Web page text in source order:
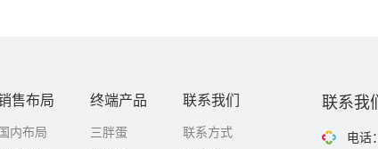
售布局
内布局
终端产品
三胖蛋
联系我们
联系方式
联系我
电话